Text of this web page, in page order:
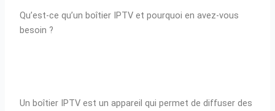
Qu’est-ce qu’un boîtier IPTV et pourquoi en avez-vous
besoin ?
Un boîtier IPTV est un appareil qui permet de diffuser des